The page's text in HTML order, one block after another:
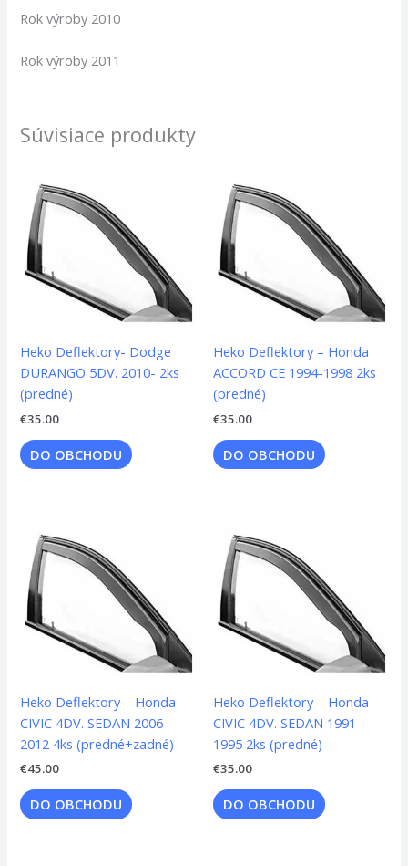
Rok výroby 2010
Rok výroby 2011
Súvisiace produkty
Heko Deflektory- Dodge
DURANGO 5DV. 2010- 2ks
(predné)
€35.00
DO OBCHODU
Heko Deflektory – Honda
ACCORD CE 1994-1998 2ks
(predné)
€35.00
DO OBCHODU
Heko Deflektory – Honda
CIVIC 4DV. SEDAN 2006-
2012 4ks (predné+zadné)
€45.00
DO OBCHODU
Heko Deflektory – Honda
CIVIC 4DV. SEDAN 1991-
1995 2ks (predné)
€35.00
DO OBCHODU